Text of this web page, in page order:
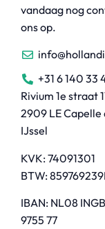
vandaag nog
ons op.
+31 6 140 33
Rivium 1e straat
2909 LE Capelle
IJssel
KVK: 74091301
BTW:
IBAN: NL08
9755 77